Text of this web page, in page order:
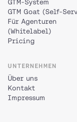
GTM-System
GTM Goat (Self-
Für Agenturen
(Whitelabel)
Pricing
UNTERNEHMEN
Über uns
Kontakt
Impressum